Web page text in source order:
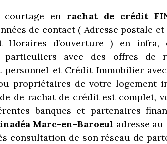
courtage en rachat de crédit
de contact ( Adresse postale
Horaires d’ouverture ) en infra,
particuliers avec des offres de
personnel et Crédit Immobilier
propriétaires de votre logement
de rachat de crédit est complet,
banques et partenaires
Marc-en-Baroeul adresse
consultation de son réseau de